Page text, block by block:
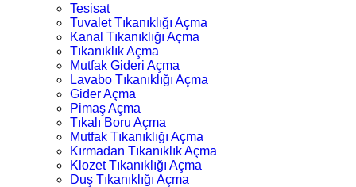
Tesisat
Tuvalet Tıkanıklığı Açma
Kanal Tıkanıklığı Açma
Tıkanıklık Açma
Mutfak Gideri Açma
Lavabo Tıkanıklığı Açma
Gider Açma
Pimaş Açma
Tıkalı Boru Açma
Mutfak Tıkanıklığı Açma
Kırmadan Tıkanıklık Açma
Klozet Tıkanıklığı Açma
Duş Tıkanıklığı Açma